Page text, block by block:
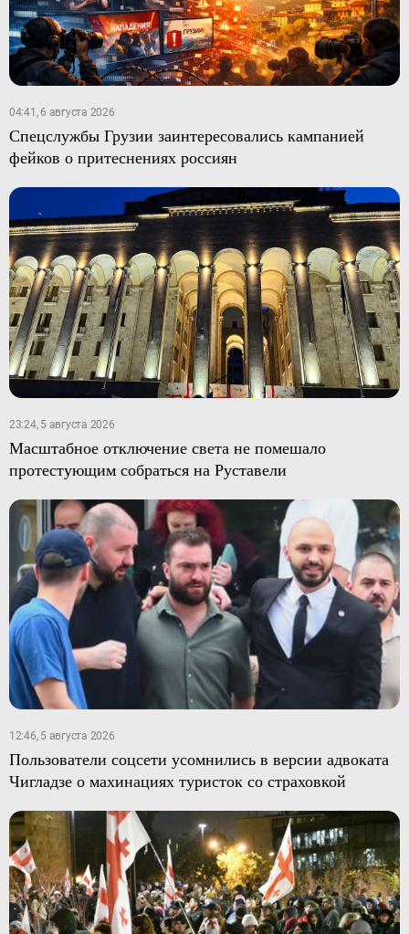
04:41, 6 августа 2026
Спецслужбы Грузии заинтересовались кампанией
фейков о притеснениях россиян
23:24, 5 августа 2026
Масштабное отключение света не помешало
протестующим собраться на Руставели
12:46, 5 августа 2026
Пользователи соцсети усомнились в версии адвоката
Чигладзе о махинациях туристок со страховкой